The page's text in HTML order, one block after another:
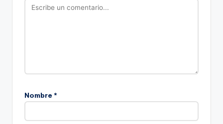
Nombre *